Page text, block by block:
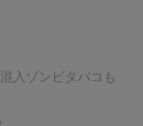
入ゾンビタバコも